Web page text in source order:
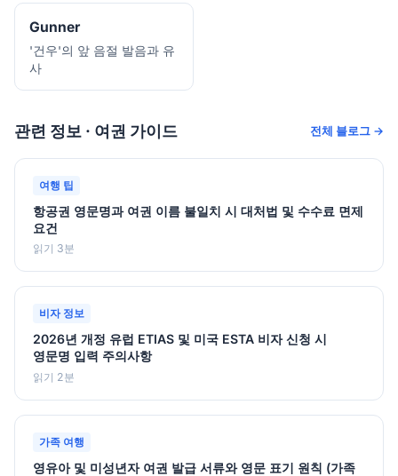
Gunner
'건우'의 앞 음절 발음과 유
사
관련 정보 · 여권 가이드 전체 블로그 →
여행 팁
항공권 영문명과 여권 이름 불일치 시 대처법 및 수수료 면제
요건
읽기 3분
비자 정보
2026년 개정 유럽 ETIAS 및 미국 ESTA 비자 신청 시
영문명 입력 주의사항
읽기 2분
가족 여행
영유아 및 미성년자 여권 발급 서류와 영문 표기 원칙 (가족